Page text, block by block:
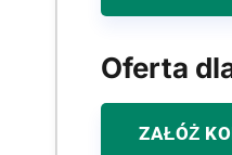
Oferta
ZAŁÓŻ